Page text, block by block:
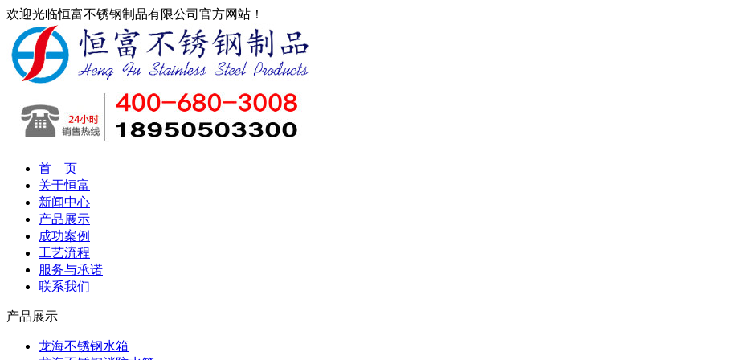
欢迎光临恒富不锈钢制品有限公司官方网站！
首 页
关于恒富
新闻中心
产品展示
成功案例
工艺流程
服务与承诺
联系我们
产品展示
龙海不锈钢水箱